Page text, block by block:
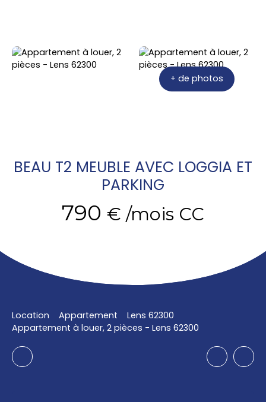
+ de photos
BEAU T2 MEUBLE AVEC LOGGIA ET
PARKING
790 € /mois CC
Location Appartement
Lens 62300
Appartement à louer, 2 pièces - Lens 62300